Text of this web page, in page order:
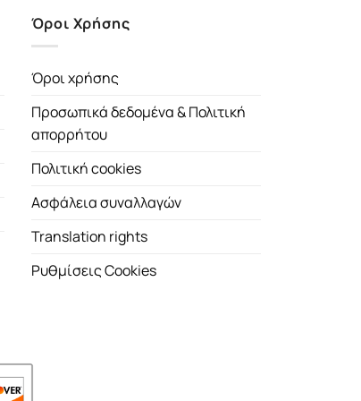
Όροι Χρήσης
Όροι χρήσης
Προσωπικά δεδομένα & Πολιτική
απορρήτου
Πολιτική cookies
Ασφάλεια συναλλαγών
Translation rights
Ρυθμίσεις Cookies